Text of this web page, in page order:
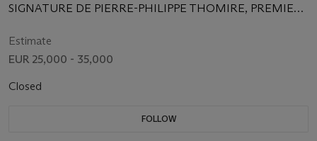
SIGNATURE DE PIERRE-PHILIPPE THOMIRE, PREMIER
Estimate
EUR 25,000 - 35,000
Closed
FOLLOW